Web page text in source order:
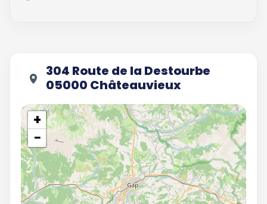
304 Route de la Destourbe
05000 Châteauvieux
+
−